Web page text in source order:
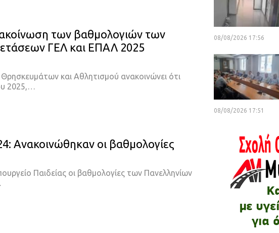
των βαθμολογιών των
ΓΕΛ και ΕΠΑΛ 2025
και Αθλητισμού ανακοινώνει ότι
2025,…
Ανακοινώθηκαν οι βαθμολογίες
Παιδείας οι βαθμολογίες των Πανελληνίων
08/08/2026 17:56
08/08/2026 17:51